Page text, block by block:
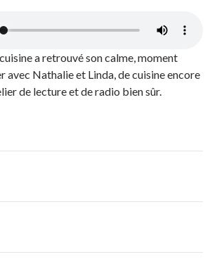
a retrouvé son calme, moment
avec Nathalie et Linda, de cuisine encore
de lecture et de radio bien sûr.